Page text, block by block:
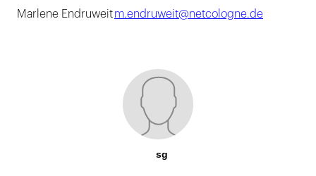
Marlene Endruweitm.endruweit@netcologne.de
sg